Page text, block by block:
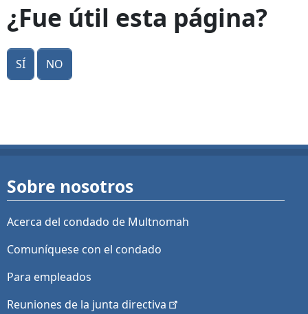
¿Fue útil esta página?
Sí No
Sobre nosotros
Acerca del condado de Multnomah
Comuníquese con el condado
Para empleados
Reuniones de la junta directiva